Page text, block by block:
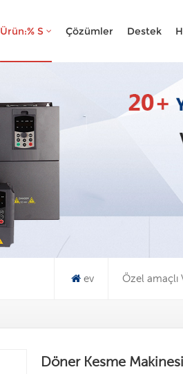
Ürün:% S Çözümler Destek
Ne
ev Özel amaçlı
Döner Kesme